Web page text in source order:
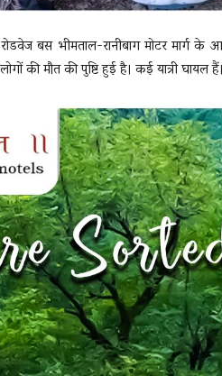
बस भीमताल-रानीबाग मोटर मार्ग के
की मौत की पुष्टि हुई है। कई यात्री घायल हैं।